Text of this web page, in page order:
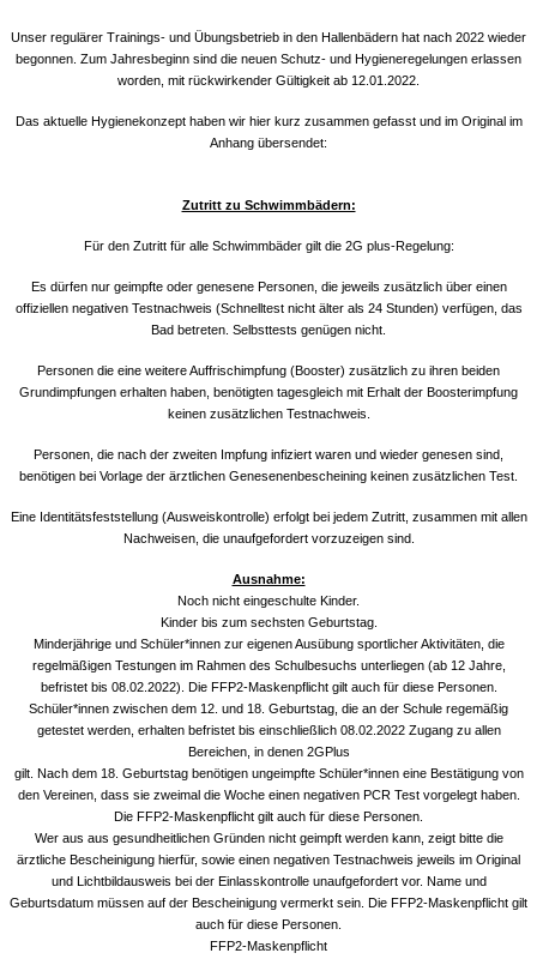
Unser regulärer Trainings- und Übungsbetrieb in den Hallenbädern hat nach 2022 wieder
begonnen. Zum Jahresbeginn sind die neuen Schutz- und Hygieneregelungen erlassen
worden, mit rückwirkender Gültigkeit ab 12.01.2022.
Das aktuelle Hygienekonzept haben wir hier kurz zusammen gefasst und im Original im
Anhang übersendet:
Zutritt zu Schwimmbädern:
Für den Zutritt für alle Schwimmbäder gilt die 2G plus-Regelung:
Es dürfen nur geimpfte oder genesene Personen, die jeweils zusätzlich über einen
offiziellen negativen Testnachweis (Schnelltest nicht älter als 24 Stunden) verfügen, das
Bad betreten. Selbsttests genügen nicht.
Personen die eine weitere Auffrischimpfung (Booster) zusätzlich zu ihren beiden
Grundimpfungen erhalten haben, benötigten tagesgleich mit Erhalt der Boosterimpfung
keinen zusätzlichen Testnachweis.
Personen, die nach der zweiten Impfung infiziert waren und wieder genesen sind,
benötigen bei Vorlage der ärztlichen Genesenenbescheining keinen zusätzlichen Test.
Eine Identitätsfeststellung (Ausweiskontrolle) erfolgt bei jedem Zutritt, zusammen mit allen
Nachweisen, die unaufgefordert vorzuzeigen sind.
Ausnahme:
Noch nicht eingeschulte Kinder.
Kinder bis zum sechsten Geburtstag.
Minderjährige und Schüler*innen zur eigenen Ausübung sportlicher Aktivitäten, die
regelmäßigen Testungen im Rahmen des Schulbesuchs unterliegen (ab 12 Jahre,
befristet bis 08.02.2022). Die FFP2-Maskenpflicht gilt auch für diese Personen.
Schüler*innen zwischen dem 12. und 18. Geburtstag, die an der Schule regemäßig
getestet werden, erhalten befristet bis einschließlich 08.02.2022 Zugang zu allen
Bereichen, in denen 2GPlus
gilt. Nach dem 18. Geburtstag benötigen ungeimpfte Schüler*innen eine Bestätigung von
den Vereinen, dass sie zweimal die Woche einen negativen PCR Test vorgelegt haben.
Die FFP2-Maskenpflicht gilt auch für diese Personen.
Wer aus aus gesundheitlichen Gründen nicht geimpft werden kann, zeigt bitte die
ärztliche Bescheinigung hierfür, sowie einen negativen Testnachweis jeweils im Original
und Lichtbildausweis bei der Einlasskontrolle unaufgefordert vor. Name und
Geburtsdatum müssen auf der Bescheinigung vermerkt sein. Die FFP2-Maskenpflicht gilt
auch für diese Personen.
FFP2-Maskenpflicht